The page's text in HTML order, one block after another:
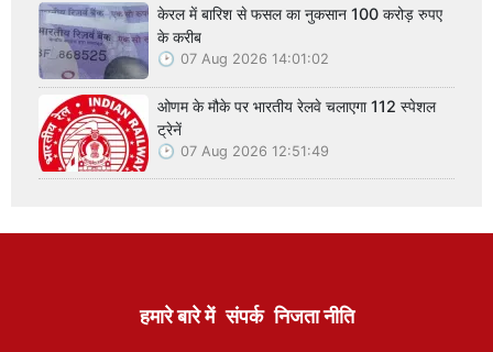
केरल में बारिश से फसल का नुकसान 100 करोड़ रुपए
के करीब
07 Aug 2026 14:01:02
ओणम के मौके पर भारतीय रेलवे चलाएगा 112 स्पेशल
ट्रेनें
07 Aug 2026 12:51:49
हमारे बारे में संपर्क निजता नीति